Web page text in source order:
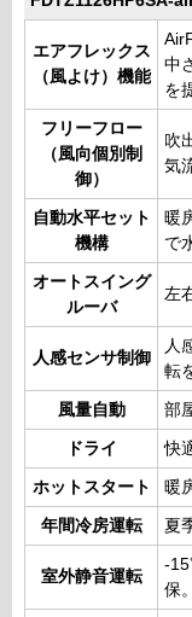
エアフレックス
（風よけ）機能
中
を
フリーフロー
（風向個別制
御）
吹
気
自動水平セット
機構
暖
で
オートスイング
ルーバ
左
人感センサ制御
人
転
風量自動 部
ドライ 快
ホットスタート 暖
年間冷房運転 夏
室外静音運転
-
保。